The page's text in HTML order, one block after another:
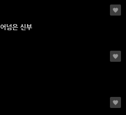
넘은 신부